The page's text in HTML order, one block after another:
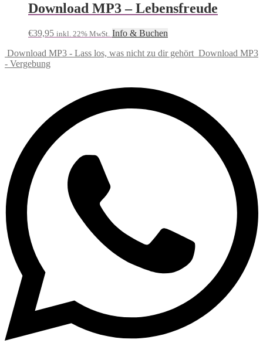
Download MP3 – Lebensfreude
€39,95 inkl. 22% MwSt. Info & Buchen
Download MP3 - Lass los, was nicht zu dir gehört Download MP3
- Vergebung